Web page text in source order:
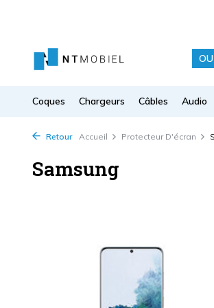
Coques Chargeurs Câbles Audio
Retour Accueil Protecteur D'écran
Samsung